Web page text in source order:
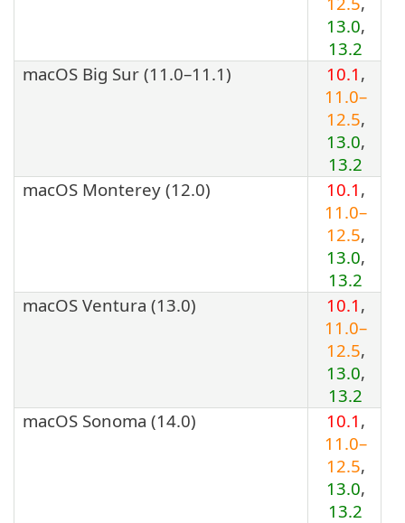
13.0,
13.2
macOS Big Sur (11.0–11.1)
10.1 ,
11.0–
12.5,
13.0,
13.2
macOS Monterey (12.0)
10.1 ,
11.0–
12.5,
13.0,
13.2
macOS Ventura (13.0)
10.1 ,
11.0–
12.5,
13.0,
13.2
macOS Sonoma (14.0)
10.1 ,
11.0–
12.5,
13.0,
13.2